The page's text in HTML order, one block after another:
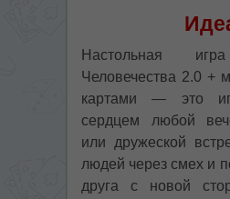
Настольная
Человечества 2.0 +
картами — это
сердцем любой
или дружеской
людей через смех и
друга с новой